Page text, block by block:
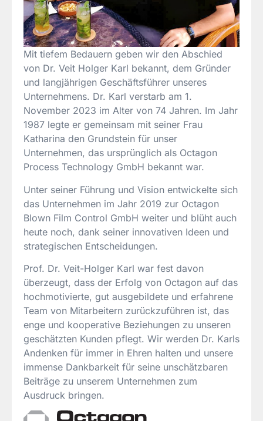
Mit tiefem Bedauern geben wir den Abschied
von Dr. Veit Holger Karl bekannt, dem Gründer
und langjährigen Geschäftsführer unseres
Unternehmens. Dr. Karl verstarb am 1.
November 2023 im Alter von 74 Jahren. Im Jahr
1987 legte er gemeinsam mit seiner Frau
Katharina den Grundstein für unser
Unternehmen, das ursprünglich als Octagon
Process Technology GmbH bekannt war.
Unter seiner Führung und Vision entwickelte sich
das Unternehmen im Jahr 2019 zur Octagon
Blown Film Control GmbH weiter und blüht auch
heute noch, dank seiner innovativen Ideen und
strategischen Entscheidungen.
Prof. Dr. Veit-Holger Karl war fest davon
überzeugt, dass der Erfolg von Octagon auf das
hochmotivierte, gut ausgebildete und erfahrene
Team von Mitarbeitern zurückzuführen ist, das
enge und kooperative Beziehungen zu unseren
geschätzten Kunden pflegt. Wir werden Dr. Karls
Andenken für immer in Ehren halten und unsere
immense Dankbarkeit für seine unschätzbaren
Beiträge zu unserem Unternehmen zum
Ausdruck bringen.